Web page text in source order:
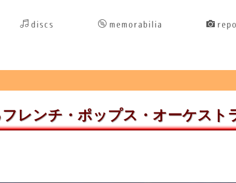
discs memorabilia
レンチ・ポップス・オーケスト